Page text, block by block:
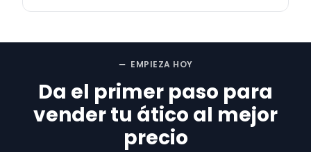
EMPIEZA HOY
Da el primer paso para
vender tu ático al mejor
precio